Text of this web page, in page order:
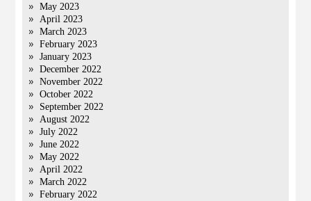
May 2023
April 2023
March 2023
February 2023
January 2023
December 2022
November 2022
October 2022
September 2022
August 2022
July 2022
June 2022
May 2022
April 2022
March 2022
February 2022